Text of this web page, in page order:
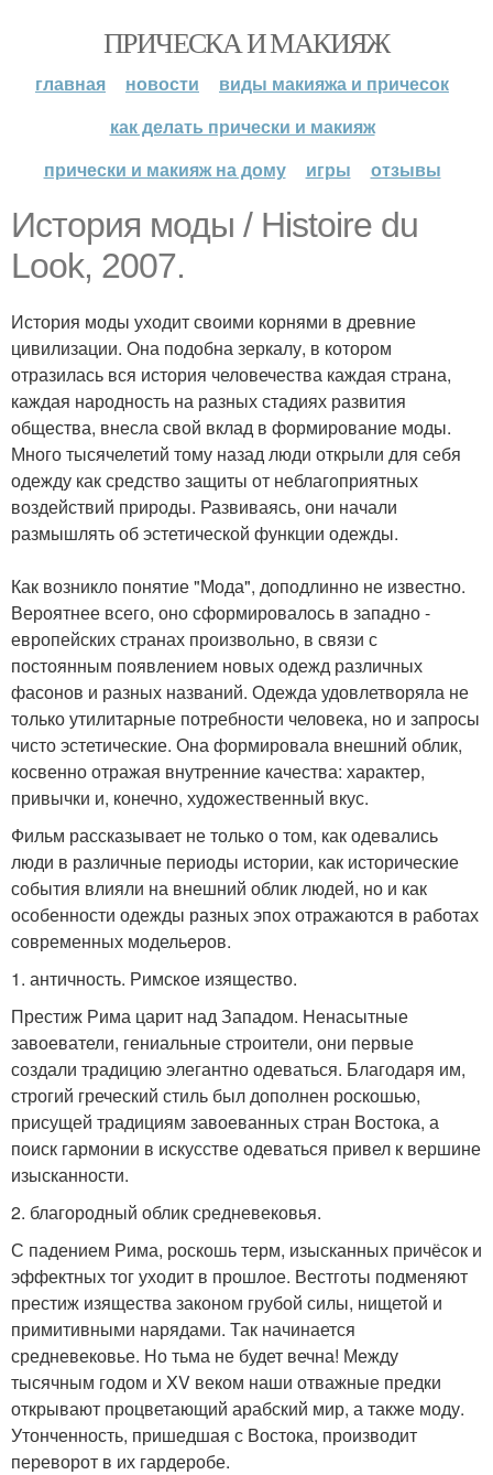
ПРИЧЕСКА И МАКИЯЖ
главная новости
виды макияжа и причесок
как делать прически и макияж
прически и макияж на дому
игры отзывы
История моды / Histoire du
Look, 2007.
История моды уходит своими корнями в древние
цивилизации. Она подобна зеркалу, в котором
отразилась вся история человечества каждая страна,
каждая народность на разных стадиях развития
общества, внесла свой вклад в формирование моды.
Много тысячелетий тому назад люди открыли для себя
одежду как средство защиты от неблагоприятных
воздействий природы. Развиваясь, они начали
размышлять об эстетической функции одежды.
Как возникло понятие "Мода", доподлинно не известно.
Вероятнее всего, оно сформировалось в западно -
европейских странах произвольно, в связи с
постоянным появлением новых одежд различных
фасонов и разных названий. Одежда удовлетворяла не
только утилитарные потребности человека, но и запросы
чисто эстетические. Она формировала внешний облик,
косвенно отражая внутренние качества: характер,
привычки и, конечно, художественный вкус.
Фильм рассказывает не только о том, как одевались
люди в различные периоды истории, как исторические
события влияли на внешний облик людей, но и как
особенности одежды разных эпох отражаются в работах
современных модельеров.
1. античность. Римское изящество.
Престиж Рима царит над Западом. Ненасытные
завоеватели, гениальные строители, они первые
создали традицию элегантно одеваться. Благодаря им,
строгий греческий стиль был дополнен роскошью,
присущей традициям завоеванных стран Востока, а
поиск гармонии в искусстве одеваться привел к вершине
изысканности.
2. благородный облик средневековья.
С падением Рима, роскошь терм, изысканных причёсок и
эффектных тог уходит в прошлое. Вестготы подменяют
престиж изящества законом грубой силы, нищетой и
примитивными нарядами. Так начинается
средневековье. Но тьма не будет вечна! Между
тысячным годом и XV веком наши отважные предки
открывают процветающий арабский мир, а также моду.
Утонченность, пришедшая с Востока, производит
переворот в их гардеробе.